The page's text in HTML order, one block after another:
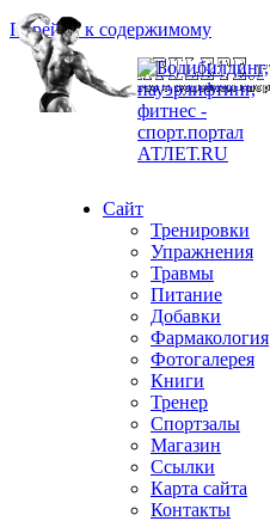
Перейти к содержимому
Сайт
Тренировки
Упражнения
Травмы
Питание
Добавки
Фармакология
Фотогалерея
Книги
Тренер
Спортзалы
Магазин
Ссылки
Карта сайта
Контакты